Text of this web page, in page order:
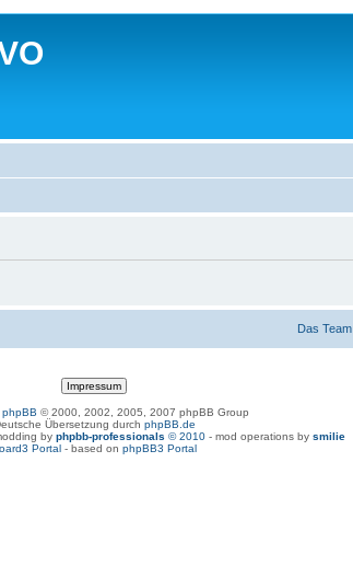
Das Team
phpBB © 2000, 2002, 2005, 2007 phpBB Group
Übersetzung durch phpBB.de
by phpbb-professionals © 2010 - mod operations by smilie
Portal- based on phpBB3 Portal